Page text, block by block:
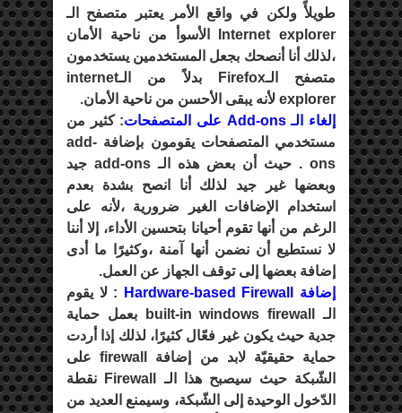
طويلأً ولكن في واقع الأمر يعتبر متصفح الـ
Internet explorer الأسوأ من ناحية الأمان
،لذلك أنا أنصحك بجعل المستخدمين يستخدمون
متصفح الـFirefox بدلاً من الـinternet
explorer لأنه يبقى الأحسن من ناحية الأمان.
إلغاء الـ Add-ons على المتصفحات
: كثير من
مستخدمي المتصفحات يقومون بإضافة add-
ons . حيث أن بعض هذه الـ add-ons جيد
وبعضها غير جيد لذلك أنا انصح بشدة بعدم
استخدام الإضافات الغير ضرورية ،لأنه على
الرغم من أنها تقوم أحيانا بتحسين الأداء، إلا أننا
لا نستطيع أن نضمن أنها آمنة ،وكثيرًا ما أدى
إضافة بعضها إلى توقف الجهاز عن العمل.
إضافة Hardware-based Firewall
: لا يقوم
الـ built-in windows firewall بعمل حماية
جدية حيث يكون غير فعّال كثيرًا، لذلك إذا أردت
حماية حقيقيّة لابد من إضافة firewall على
الشّبكة حيث سيصبح هذا الـ Firewall نقطة
الدّخول الوحيدة إلى الشّبكة، وسيمنع العديد من